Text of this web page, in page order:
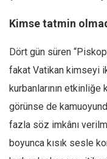
Kimse tatmin
Dört gün süren
fakat Vatikan kimseyi
kurbanlarının etkinliğe
görünse de
fazla söz imkânı
boyunca kısık sesle